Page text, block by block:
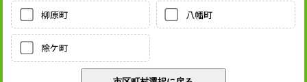
柳原町 八幡町
除ケ町